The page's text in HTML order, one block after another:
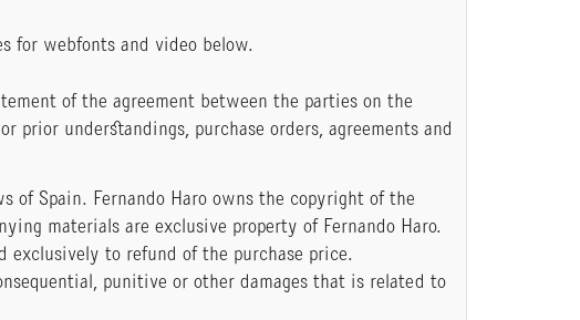
for webfonts and video below.
of the agreement between the parties on the
prior understandings, purchase orders, agreements and
of Spain. Fernando Haro owns the copyright of the
materials are exclusive property of Fernando Haro.
to refund of the purchase price.
punitive or other damages that is related to